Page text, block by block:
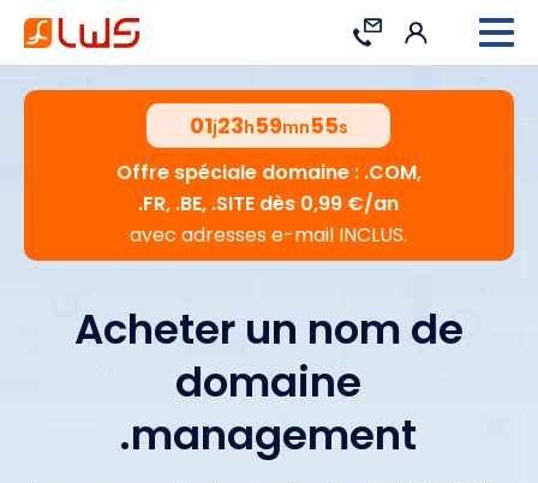
Contact Connexion
01j23h59mn54s
Offre spéciale domaine : .COM,
.FR, .BE, .SITE dès 0,99 €/an
avec adresses e-mail INCLUS.
Acheter un nom de
domaine
.management